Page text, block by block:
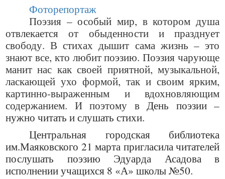
Фоторепортаж
Поэзия – особый мир, в котором душа
отвлекается от обыденности и празднует
свободу. В стихах дышит сама жизнь – это
знают все, кто любит поэзию. Поэзия чарующе
манит нас как своей приятной, музыкальной,
ласкающей ухо формой, так и своим ярким,
картинно-выраженным и вдохновляющим
содержанием. И поэтому в День поэзии –
нужно читать и слушать стихи.
Центральная городская библиотека
им.Маяковского 21 марта пригласила читателей
послушать поэзию Эдуарда Асадова в
исполнении учащихся 8 «А» школы №50.